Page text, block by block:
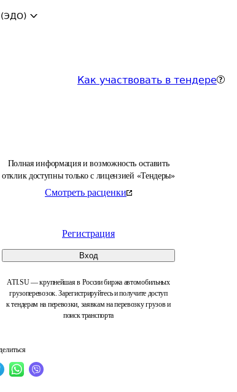
Как участвовать в тендере
Полная информация и возможность оставить
отклик доступны только с лицензией «Тендеры»
Смотреть расценки
Регистрация
Вход
ATI.SU — крупнейшая в России биржа автомобильных
грузоперевозок. Зарегистрируйтесь и получите доступ
к тендерам на перевозки, заявкам на перевозку грузов и
поиск транспорта